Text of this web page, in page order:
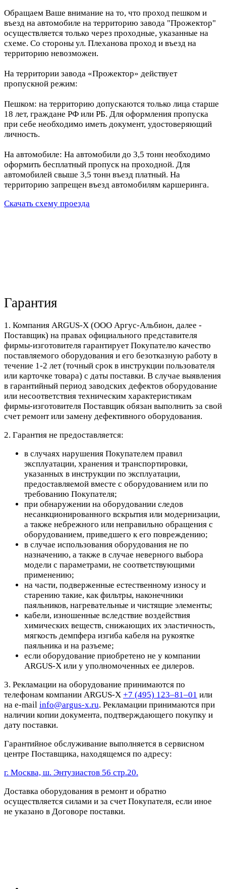
Обращаем Ваше внимание на то, что проход пешком и
въезд на автомобиле на территорию завода "Прожектор"
осуществляется только через проходные, указанные на
схеме. Со стороны ул. Плеханова проход и въезд на
территорию невозможен.
На территории завода «Прожектор» действует
пропускной режим:
Пешком: на территорию допускаются только лица старше
18 лет, граждане РФ или РБ. Для оформления пропуска
при себе необходимо иметь документ, удостоверяющий
личность.
На автомобиле: На автомобили до 3,5 тонн необходимо
оформить бесплатный пропуск на проходной. Для
автомобилей свыше 3,5 тонн въезд платный. На
территорию запрещен въезд автомобилям каршеринга.
Скачать схему проезда
Гарантия
1. Компания ARGUS-X (ООО Аргус-Альбион, далее -
Поставщик) на правах официального представителя
фирмы-изготовителя гарантирует Покупателю качество
поставляемого оборудования и его безотказную работу в
течение 1-2 лет (точный срок в инструкции пользователя
или карточке товара) с даты поставки. В случае выявления
в гарантийный период заводских дефектов оборудование
или несоответствия техническим характеристикам
фирмы-изготовителя Поставщик обязан выполнить за свой
счет ремонт или замену дефективного оборудования.
2. Гарантия не предоставляется:
в случаях нарушения Покупателем правил
эксплуатации, хранения и транспортировки,
указанных в инструкции по эксплуатации,
предоставляемой вместе с оборудованием или по
требованию Покупателя;
при обнаружении на оборудовании следов
несанкционированного вскрытия или модернизации,
а также небрежного или неправильно обращения с
оборудованием, приведшего к его повреждению;
в случае использования оборудования не по
назначению, а также в случае неверного выбора
модели с параметрами, не соответствующими
применению;
на части, подверженные естественному износу и
старению такие, как фильтры, наконечники
паяльников, нагревательные и чистящие элементы;
кабели, изношенные вследствие воздействия
химических веществ, снижающих их эластичность,
мягкость демпфера изгиба кабеля на рукоятке
паяльника и на разъеме;
если оборудование приобретено не у компании
ARGUS-X или у уполномоченных ее дилеров.
3. Рекламации на оборудование принимаются по
телефонам компании ARGUS-X +7 (495) 123–81–01 или
на e-mail info@argus-x.ru. Рекламации принимаются при
наличии копии документа, подтверждающего покупку и
дату поставки.
Гарантийное обслуживание выполняется в сервисном
центре Поставщика, находящемся по адресу:
г. Москва, ш. Энтузиастов 56 стр.20.
Доставка оборудования в ремонт и обратно
осуществляется силами и за счет Покупателя, если иное
не указано в Договоре поставки.